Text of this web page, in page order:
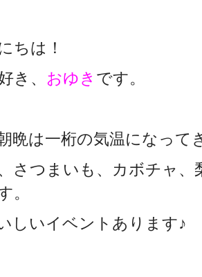
ちは！
き、 おゆき です。
晩は一桁の気温になって
さつまいも、カボチャ、
。
しいイベントあります♪